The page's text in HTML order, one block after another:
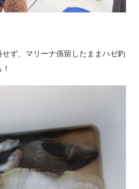
ず、マリーナ係留したままハゼ釣